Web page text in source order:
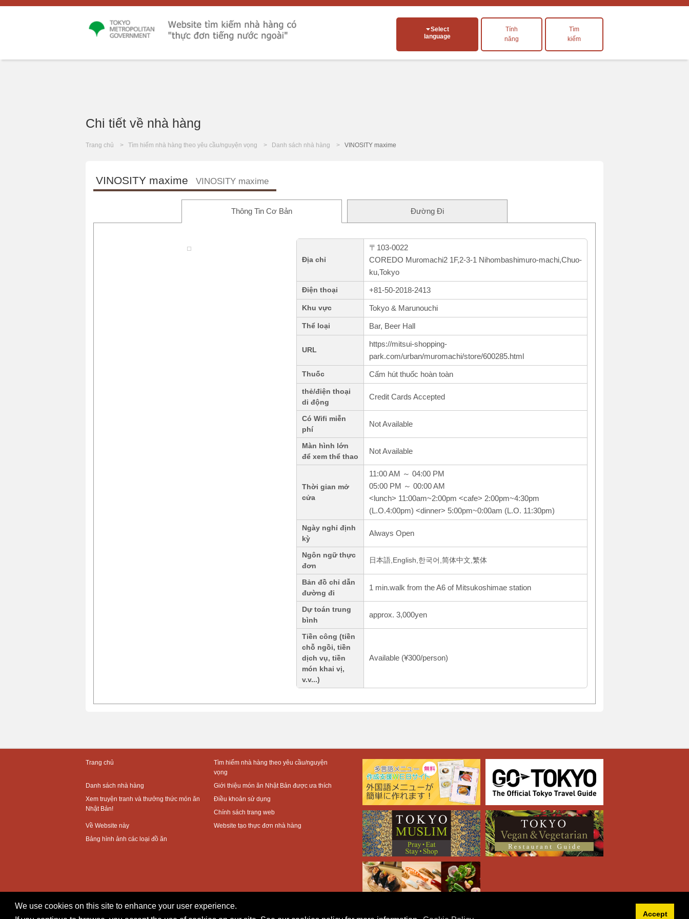
We use cookies on this site to enhance your user experience.
Accept
Select
language
Tính
năng
Tìm
kiếm
Chi tiết về nhà hàng
Trang chủ Tìm hiếm nhà hàng theo yêu cầu/nguyện vọng Danh sách nhà hàng VINOSITY maxime
VINOSITY maxime VINOSITY maxime
Thông Tin Cơ Bản Đường Đi
Địa chỉ
〒103-0022
COREDO Muromachi2 1F,2-3-1 Nihombashimuro-machi,Chuo-
ku,Tokyo
Điện thoại +81-50-2018-2413
Khu vực Tokyo & Marunouchi
Thể loại Bar, Beer Hall
URL
https://mitsui-shopping-
park.com/urban/muromachi/store/600285.html
Thuốc Cấm hút thuốc hoàn toàn
thẻ/điện thoại
di động
Credit Cards Accepted
Có Wifi miễn
phí
Not Available
Màn hình lớn
để xem thể thao
Not Available
Thời gian mở
cửa
11:00 AM ～ 04:00 PM
05:00 PM ～ 00:00 AM
<lunch> 11:00am~2:00pm <cafe> 2:00pm~4:30pm
(L.O.4:00pm) <dinner> 5:00pm~0:00am (L.O. 11:30pm)
Ngày nghỉ định
kỳ
Always Open
Ngôn ngữ thực
đơn
日本語,English,한국어,简体中文,繁体
Bản đồ chỉ dẫn
đường đi
1 min.walk from the A6 of Mitsukoshimae station
Dự toán trung
bình
approx. 3,000yen
Tiền công (tiền
chỗ ngồi, tiền
dịch vụ, tiền
món khai vị,
v.v...)
Available (¥300/person)
Trang chủ
Tìm hiếm nhà hàng theo yêu cầu/nguyện
vọng
Danh sách nhà hàng
Giới thiệu món ăn Nhật Bản được ưa thích
Xem truyện tranh và thưởng thức món ăn
Nhật Bản!
Điều khoản sử dụng
Chính sách trang web
Về Website này
Website tạo thực đơn nhà hàng
Bảng hình ảnh các loại đồ ăn